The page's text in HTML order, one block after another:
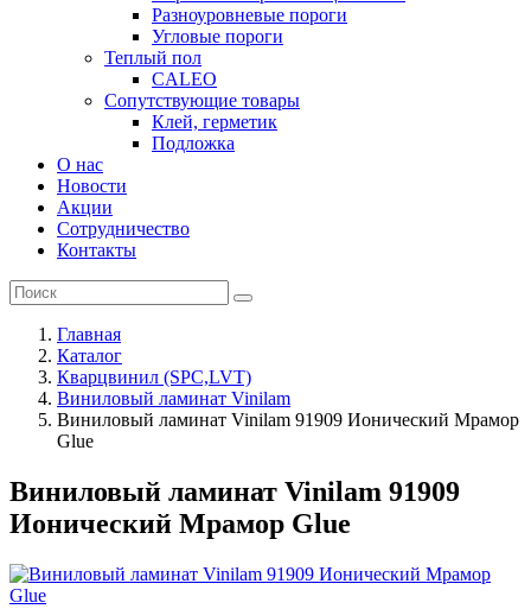
Разноуровневые пороги
Угловые пороги
Теплый пол
CALEO
Сопутствующие товары
Клей, герметик
Подложка
О нас
Новости
Акции
Сотрудничество
Контакты
Главная
Каталог
Кварцвинил (SPC,LVT)
Виниловый ламинат Vinilam
Виниловый ламинат Vinilam 91909 Ионический Мрамор
Glue
Виниловый ламинат Vinilam 91909
Ионический Мрамор Glue